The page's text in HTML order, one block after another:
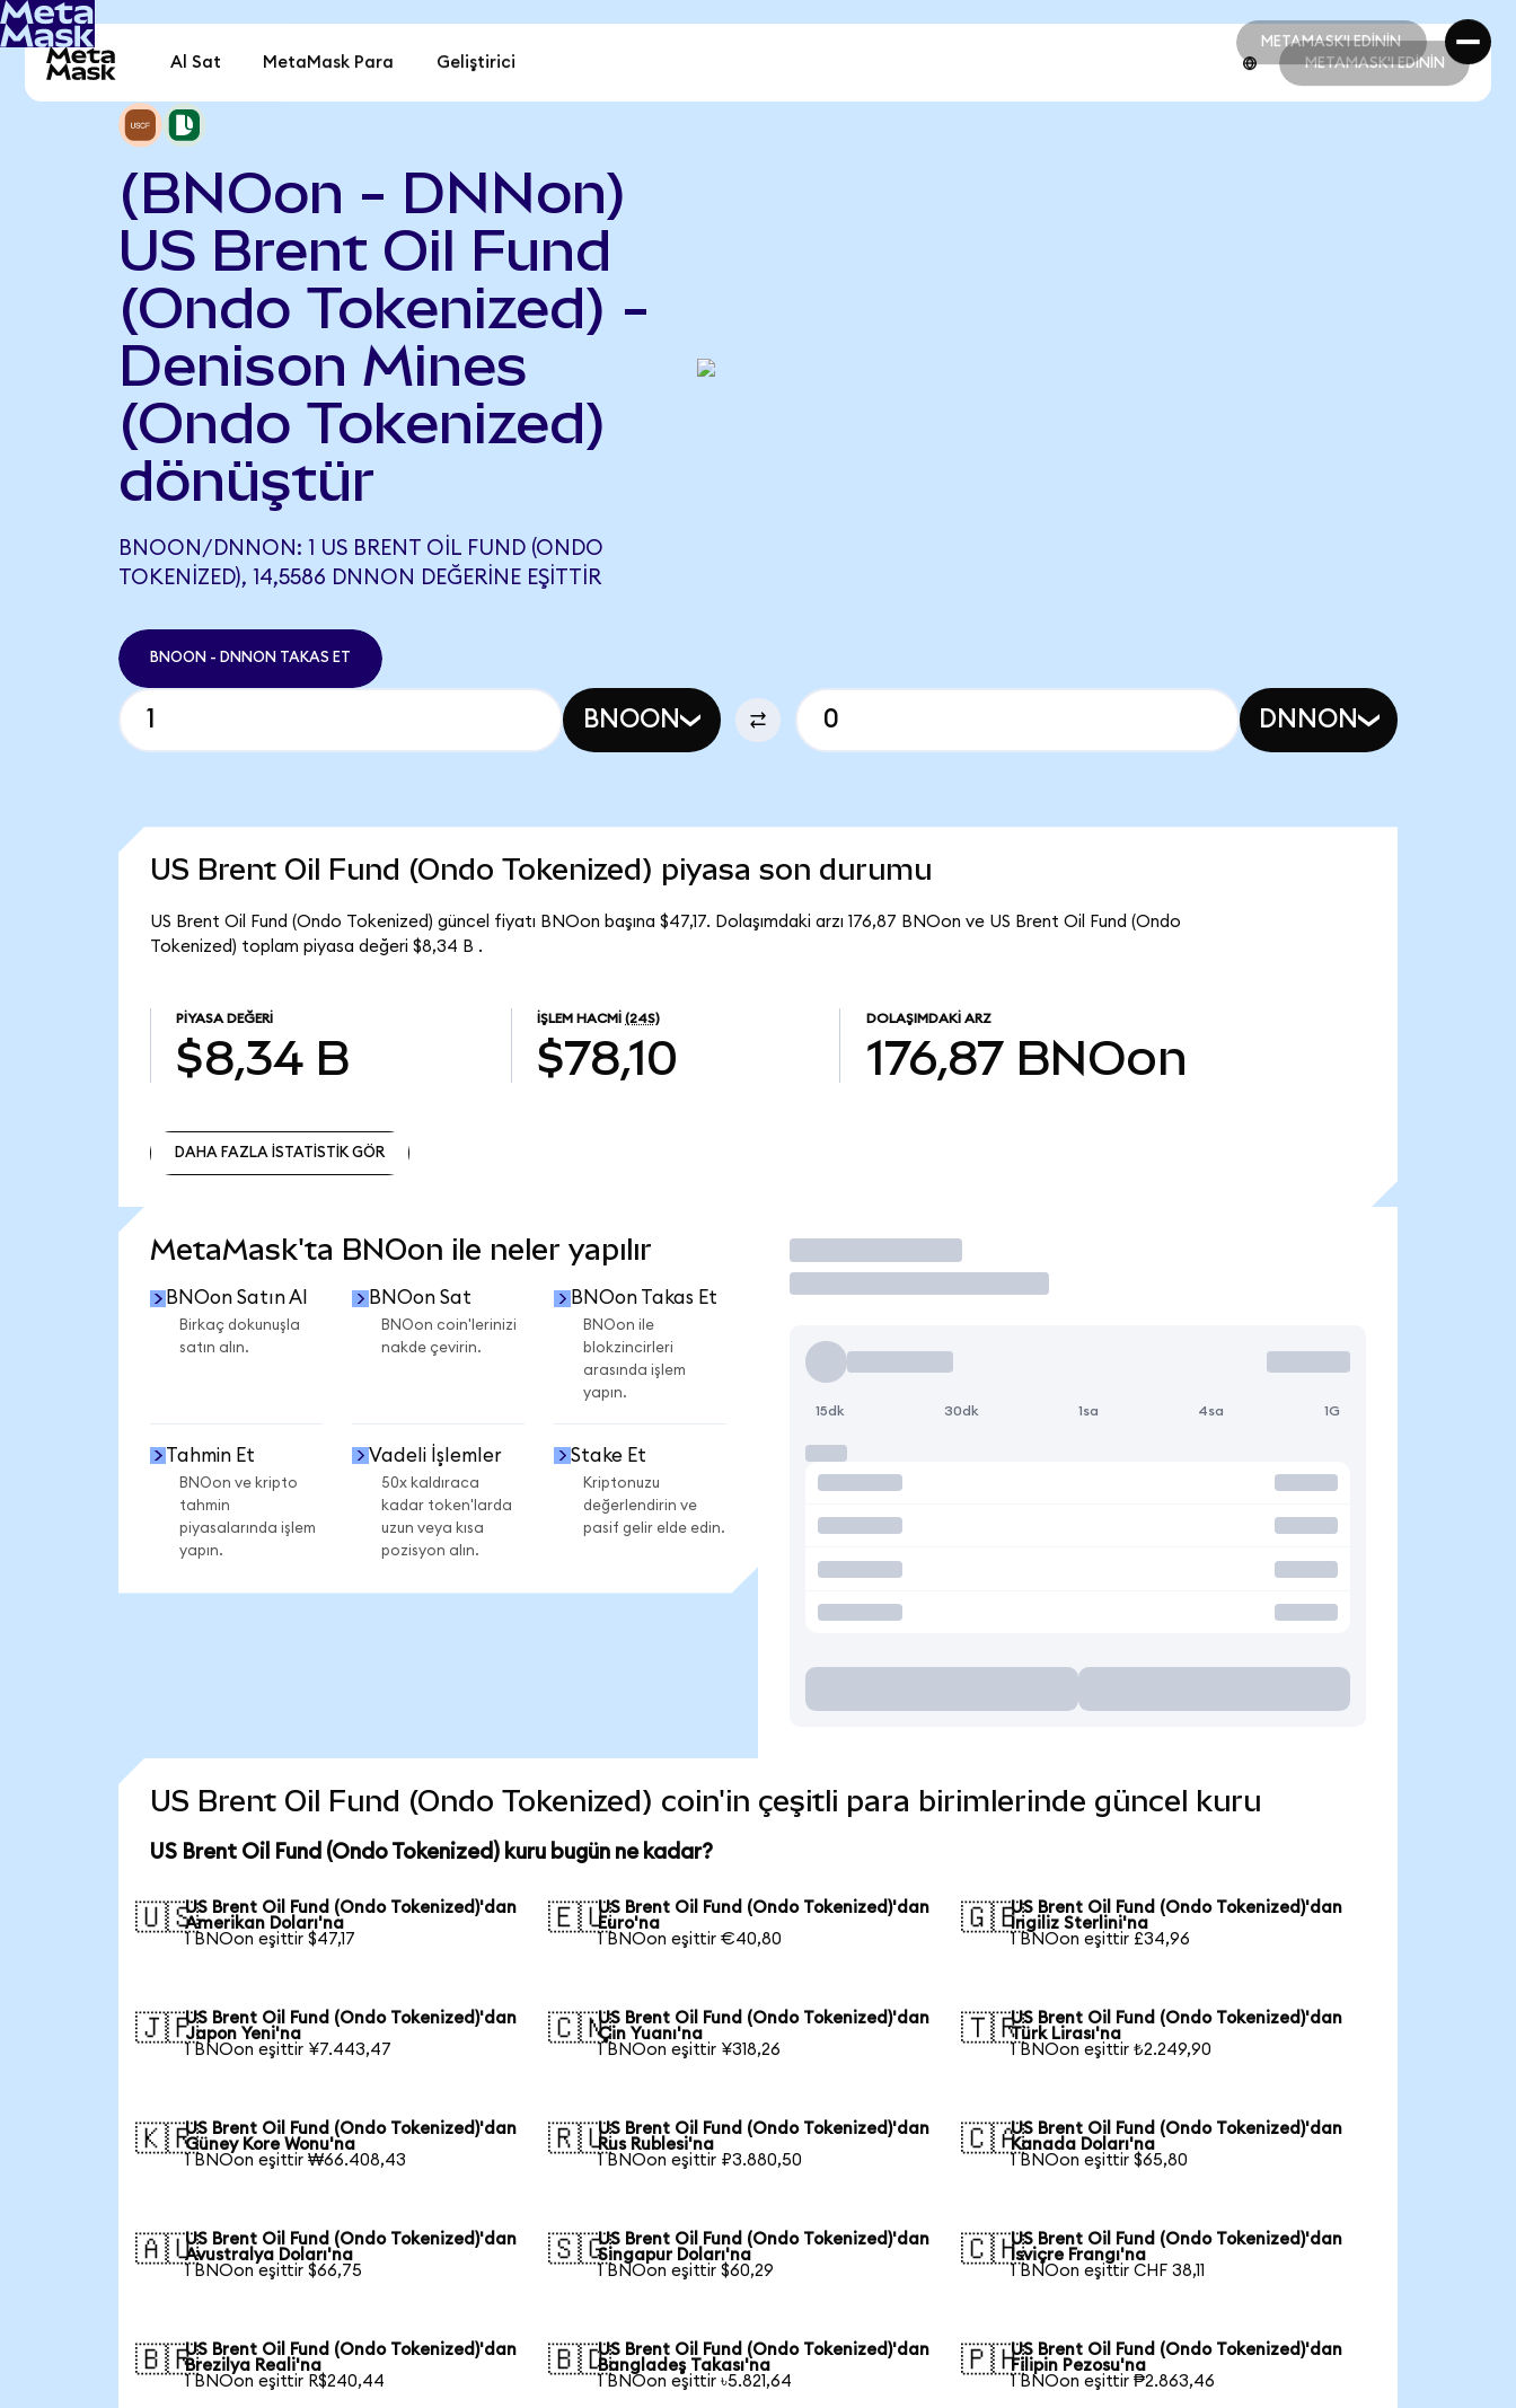
METAMASK'I EDİNİN
METAMASK'I EDİNİN
Al Sat MetaMask Para Geliştirici METAMASK'I EDİNİN
(BNOon - DNNon)
US Brent Oil Fund
(Ondo Tokenized) -
Denison Mines
(Ondo Tokenized)
dönüştür
BNOON/DNNON: 1 US BRENT OIL FUND (ONDO
TOKENIZED), 14,5586 DNNON DEĞERINE EŞITTIR
BNOON - DNNON TAKAS ET
BNOON DNNON
US Brent Oil Fund (Ondo Tokenized) piyasa son durumu
US Brent Oil Fund (Ondo Tokenized) güncel fiyatı BNOon başına $47,17. Dolaşımdaki arzı 176,87 BNOon ve US Brent Oil Fund (Ondo
Tokenized) toplam piyasa değeri $8,34 B .
PIYASA DEĞERI
$8,34 B
İŞLEM HACMI (24S)
$78,10
DOLAŞIMDAKI ARZ
176,87 BNOon
DAHA FAZLA İSTATİSTİK GÖR
MetaMask'ta BNOon ile neler yapılır
BNOon Satın Al
Birkaç dokunuşla
satın alın.
BNOon Sat
BNOon coin'lerinizi
nakde çevirin.
BNOon Takas Et
BNOon ile
blokzincirleri
arasında işlem
yapın.
Tahmin Et
BNOon ve kripto
tahmin
piyasalarında işlem
yapın.
Vadeli İşlemler
50x kaldıraca
kadar token'larda
uzun veya kısa
pozisyon alın.
Stake Et
Kriptonuzu
değerlendirin ve
pasif gelir elde edin.
İşlem Yap
15dk 30dk 1sa 4sa 1G
US Brent Oil Fund (Ondo Tokenized) coin'in çeşitli para birimlerinde güncel kuru
US Brent Oil Fund (Ondo Tokenized) kuru bugün ne kadar?
🇺🇸US Brent Oil Fund (Ondo Tokenized)'dan
Amerikan Doları'na
1 BNOon eşittir $47,17
🇪🇺US Brent Oil Fund (Ondo Tokenized)'dan
Euro'na
1 BNOon eşittir €40,80
🇬🇧US Brent Oil Fund (Ondo Tokenized)'dan
İngiliz Sterlini'na
1 BNOon eşittir £34,96
🇯🇵US Brent Oil Fund (Ondo Tokenized)'dan
Japon Yeni'na
1 BNOon eşittir ¥7.443,47
🇨🇳US Brent Oil Fund (Ondo Tokenized)'dan
Çin Yuanı'na
1 BNOon eşittir ¥318,26
🇹🇷US Brent Oil Fund (Ondo Tokenized)'dan
Türk Lirası'na
1 BNOon eşittir ₺2.249,90
🇰🇷US Brent Oil Fund (Ondo Tokenized)'dan
Güney Kore Wonu'na
1 BNOon eşittir ₩66.408,43
🇷🇺US Brent Oil Fund (Ondo Tokenized)'dan
Rus Rublesi'na
1 BNOon eşittir ₽3.880,50
🇨🇦US Brent Oil Fund (Ondo Tokenized)'dan
Kanada Doları'na
1 BNOon eşittir $65,80
🇦🇺US Brent Oil Fund (Ondo Tokenized)'dan
Avustralya Doları'na
1 BNOon eşittir $66,75
🇸🇬US Brent Oil Fund (Ondo Tokenized)'dan
Singapur Doları'na
1 BNOon eşittir $60,29
🇨🇭US Brent Oil Fund (Ondo Tokenized)'dan
İsviçre Frangı'na
1 BNOon eşittir CHF 38,11
🇧🇷US Brent Oil Fund (Ondo Tokenized)'dan
Brezilya Reali'na
1 BNOon eşittir R$240,44
🇧🇩US Brent Oil Fund (Ondo Tokenized)'dan
Bangladeş Takası'na
1 BNOon eşittir ৳5.821,64
🇵🇭US Brent Oil Fund (Ondo Tokenized)'dan
Filipin Pezosu'na
1 BNOon eşittir ₱2.863,46